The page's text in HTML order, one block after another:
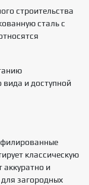
строительства
сталь с
вида и доступной
классическую
аккуратно и
загородных